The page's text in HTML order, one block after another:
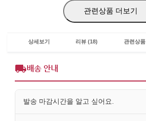
관련상품 더보기
상세보기 리뷰 (18) 관련상품
배송 안내
발송 마감시간을 알고 싶어요.